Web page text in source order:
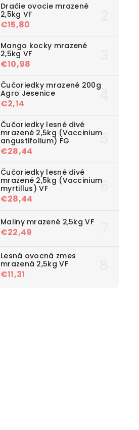
Dračie ovocie mrazené
2,5kg VF
€15,80
Mango kocky mrazené
2,5kg VF
€10,98
Čučoriedky mrazené 200g
Agro Jesenice
€2,14
Čučoriedky lesné divé
mrazené 2,5kg (Vaccinium
angustifolium) FG
€28,44
Čučoriedky lesné divé
mrazené 2,5kg (Vaccinium
myrtillus) VF
€28,44
Maliny mrazené 2,5kg VF
€22,49
Lesná ovocná zmes
mrazená 2,5kg VF
€11,31